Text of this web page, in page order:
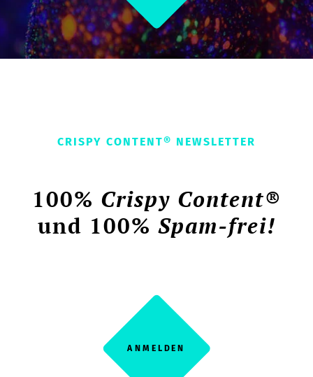
CRISPY CONTENT® NEWSLETTER
100% Crispy Content®
und 100% Spam-frei!
ANMELDEN